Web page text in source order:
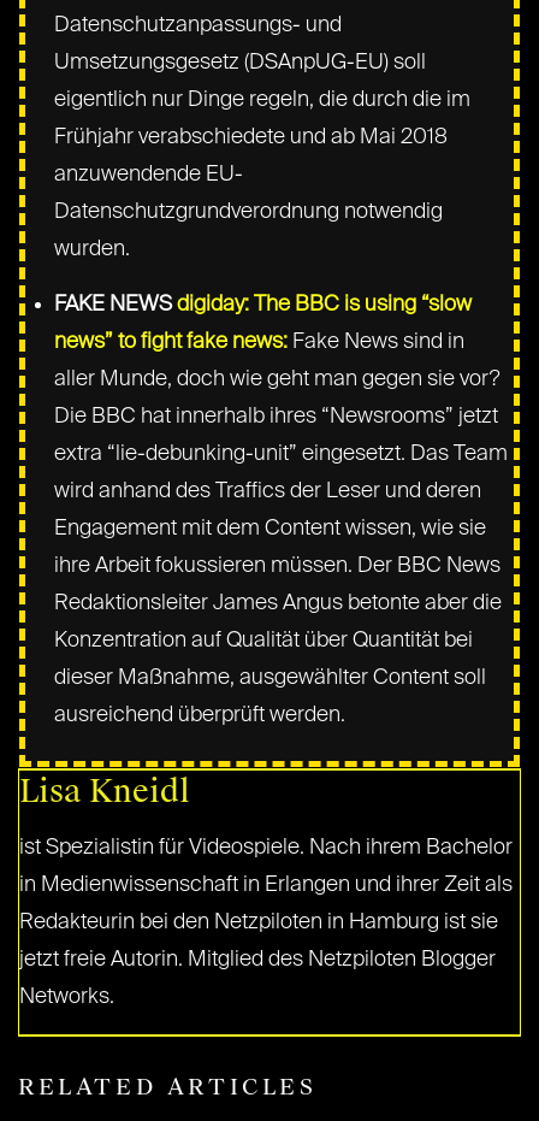
Datenschutzanpassungs- und
Umsetzungsgesetz (DSAnpUG-EU) soll
eigentlich nur Dinge regeln, die durch die im
Frühjahr verabschiedete und ab Mai 2018
anzuwendende EU-
Datenschutzgrundverordnung notwendig
wurden.
FAKE NEWSdigiday: The BBC is using “slow
news” to fight fake news: Fake News sind in
aller Munde, doch wie geht man gegen sie vor?
Die BBC hat innerhalb ihres “Newsrooms” jetzt
extra “lie-debunking-unit” eingesetzt. Das Team
wird anhand des Traffics der Leser und deren
Engagement mit dem Content wissen, wie sie
ihre Arbeit fokussieren müssen. Der BBC News
Redaktionsleiter James Angus betonte aber die
Konzentration auf Qualität über Quantität bei
dieser Maßnahme, ausgewählter Content soll
ausreichend überprüft werden.
Lisa Kneidl
ist Spezialistin für Videospiele. Nach ihrem Bachelor
in Medienwissenschaft in Erlangen und ihrer Zeit als
Redakteurin bei den Netzpiloten in Hamburg ist sie
jetzt freie Autorin. Mitglied des Netzpiloten Blogger
Networks.
RELATED ARTICLES